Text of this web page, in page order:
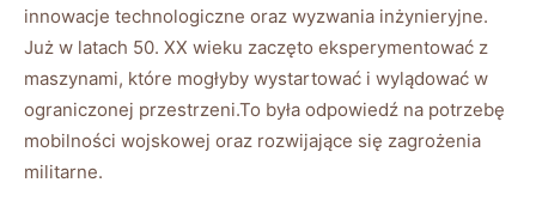
innowacje technologiczne⁤ oraz wyzwania‌ inżynieryjne.
Już w latach 50. XX ⁢wieku zaczęto eksperymentować z
maszynami, które‍ mogłyby wystartować i ⁤wylądować w
ograniczonej przestrzeni.To była odpowiedź na potrzebę
mobilności ​wojskowej oraz rozwijające⁣ się zagrożenia⁢
militarne.